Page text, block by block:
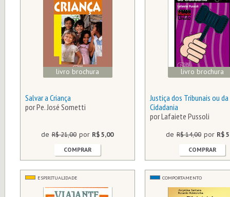
livro brochura
Salvar a Criança
por Pe. José Sometti
de R$ 21,00 por R$ 5,00
COMPRAR
livro brochura
Justiça dos Tribunais ou da
Cidadania
por Lafaiete Pussoli
de R$ 14,00 por R$
COMPRAR
ESPIRITUALIDADE COMPORTAMENTO